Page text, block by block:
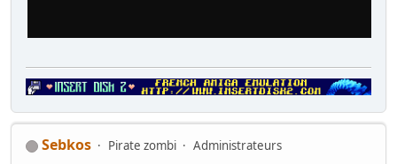
Sebkos Pirate zombi
Administrateurs